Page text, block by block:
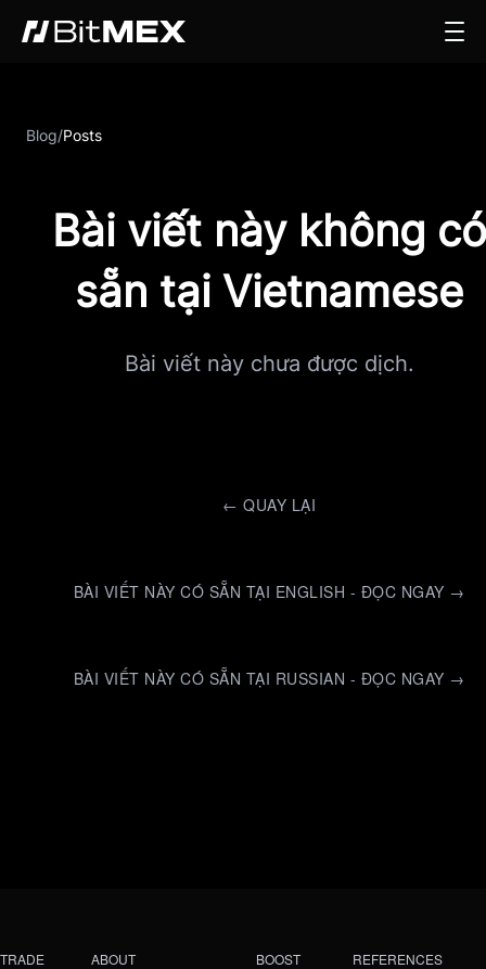
Blog/Posts
Bài viết này không có
sẵn tại Vietnamese
Bài viết này chưa được dịch.
← QUAY LẠI
BÀI VIẾT NÀY CÓ SẴN TẠI ENGLISH - ĐỌC NGAY →
BÀI VIẾT NÀY CÓ SẴN TẠI RUSSIAN - ĐỌC NGAY →
TRADE ABOUT BOOST REFERENCES